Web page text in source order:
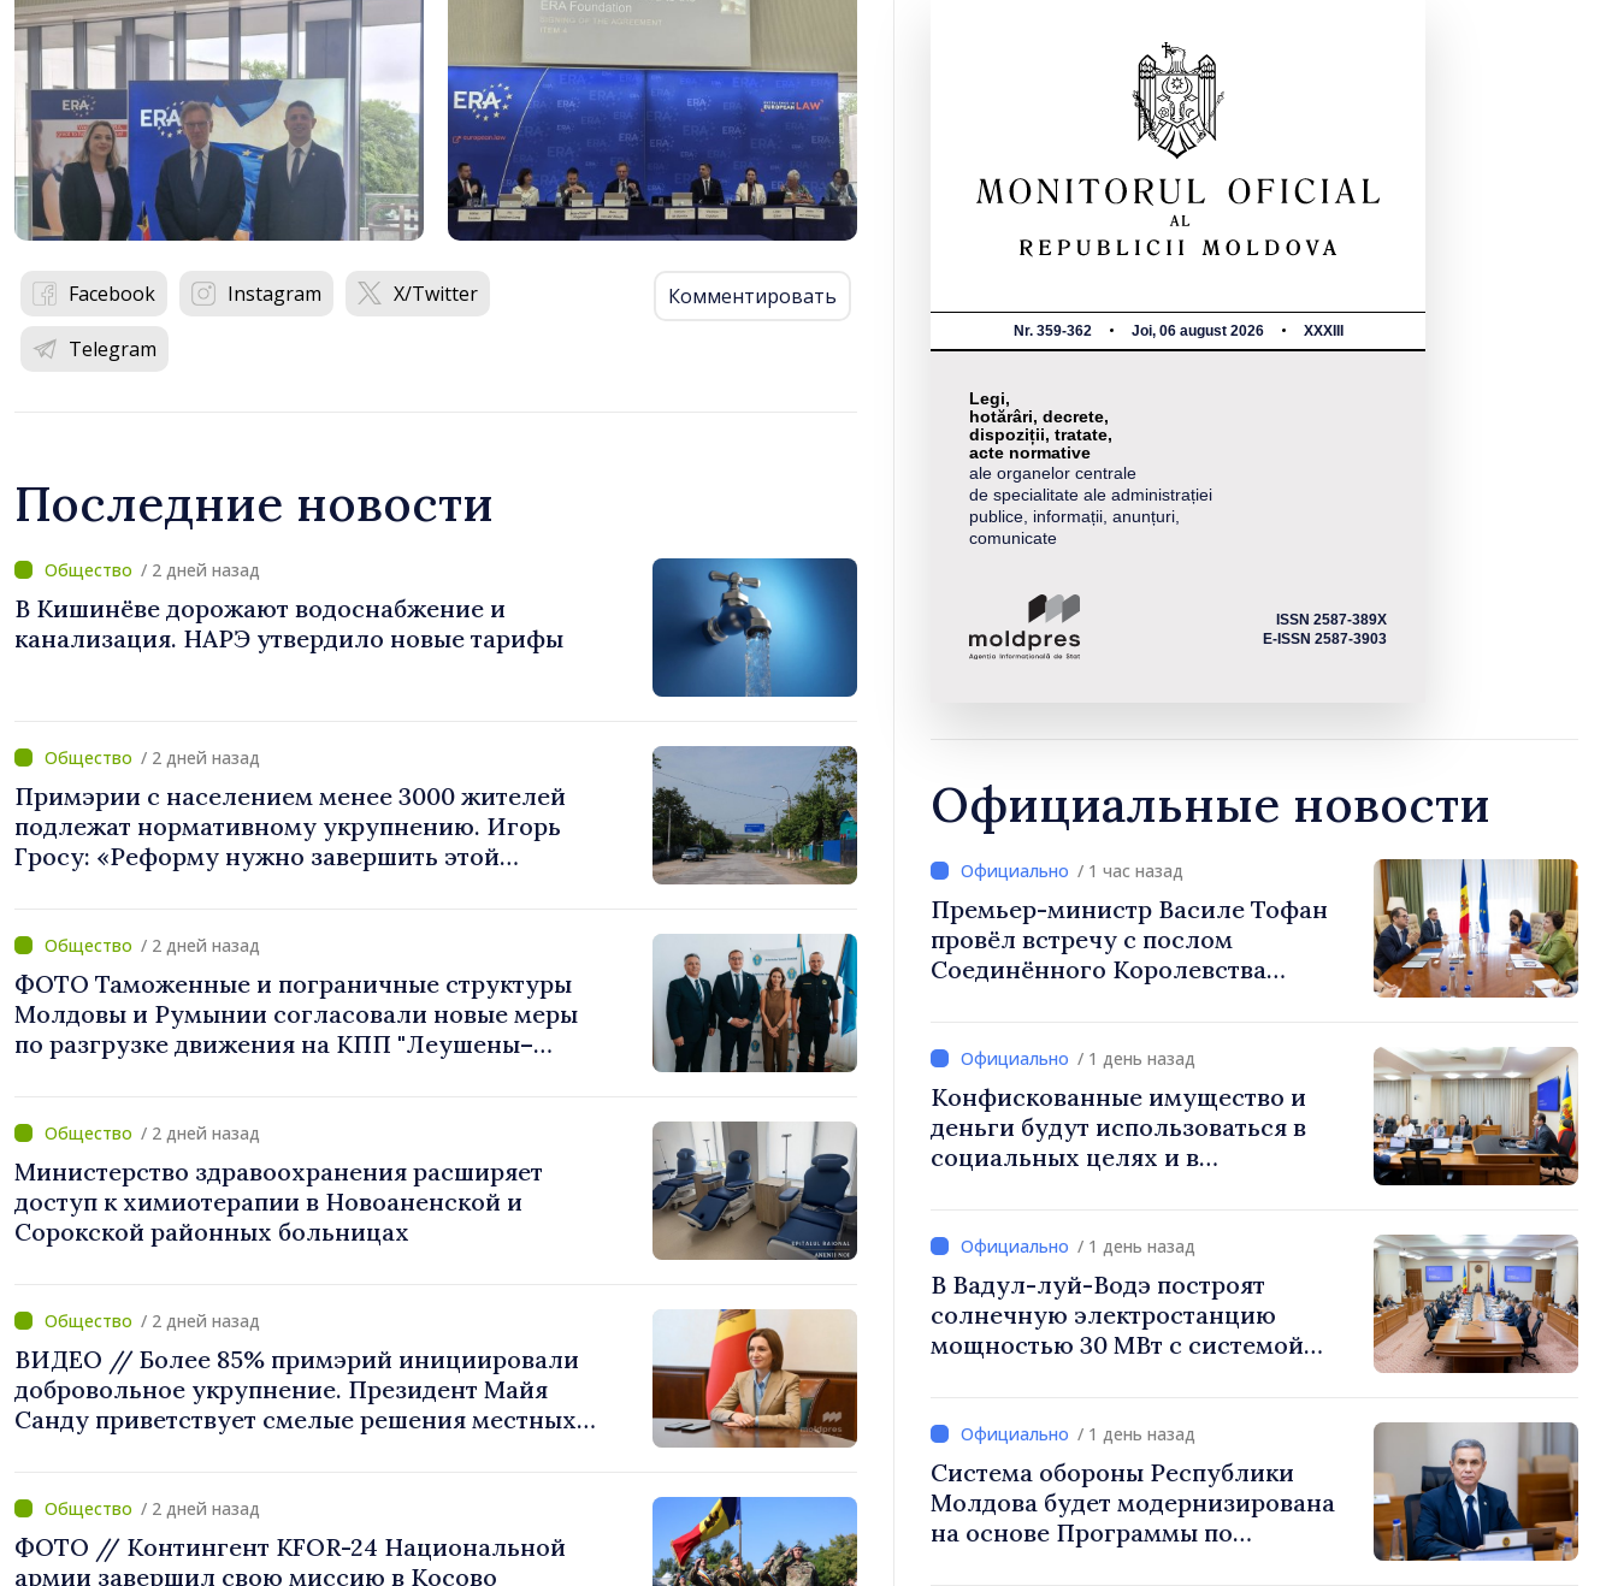
Facebook Instagram X/Twitter
Telegram
Комментировать
Последние новости
/ 2 дней назад
В Кишинёве дорожают водоснабжение и
канализация. НАРЭ утвердило новые тарифы
/ 2 дней назад
Примэрии с населением менее 3000 жителей
подлежат нормативному укрупнению. Игорь
Гросу: «Реформу нужно завершить этой
/ 2 дней назад
ФОТО Таможенные и пограничные структуры
Молдовы и Румынии согласовали новые меры
по разгрузке движения на КПП "Леушены–
/ 2 дней назад
Министерство здравоохранения расширяет
доступ к химиотерапии в Новоаненской и
Сорокской районных больницах
/ 2 дней назад
ВИДЕО // Более 85% примэрий инициировали
добровольное укрупнение. Президент Майя
Санду приветствует смелые решения местных
/ 2 дней назад
ФОТО // Контингент KFOR-24 Национальной
армии завершил свою миссию в Косово
Nr. 359-362 Joi, 06 august 2026 XXXIII
Legi,
hotărâri, decrete,
dispoziții, tratate,
acte normative
ale organelor centrale
de specialitate ale administrației
publice, informații, anunțuri,
comunicate
ISSN 2587-389X
E-ISSN 2587-3903
Официальные новости
/ 1 час назад
Премьер-министр Василе Тофан
провёл встречу с послом
Соединённого Королевства
/ 1 день назад
Конфискованные имущество и
деньги будут использоваться в
социальных целях и в
/ 1 день назад
В Вадул-луй-Водэ построят
солнечную электростанцию
мощностью 30 МВт с системой
/ 1 день назад
Система обороны Республики
Молдова будет модернизирована
на основе Программы по